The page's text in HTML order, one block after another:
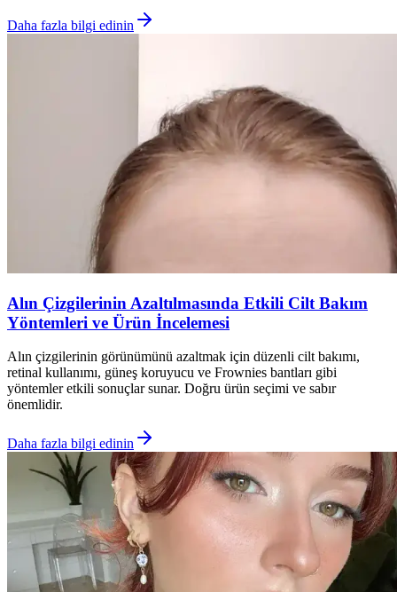
Daha fazla bilgi edinin
Alın Çizgilerinin Azaltılmasında Etkili Cilt Bakım
Yöntemleri ve Ürün İncelemesi
Alın çizgilerinin görünümünü azaltmak için düzenli cilt bakımı,
retinal kullanımı, güneş koruyucu ve Frownies bantları gibi
yöntemler etkili sonuçlar sunar. Doğru ürün seçimi ve sabır
önemlidir.
Daha fazla bilgi edinin